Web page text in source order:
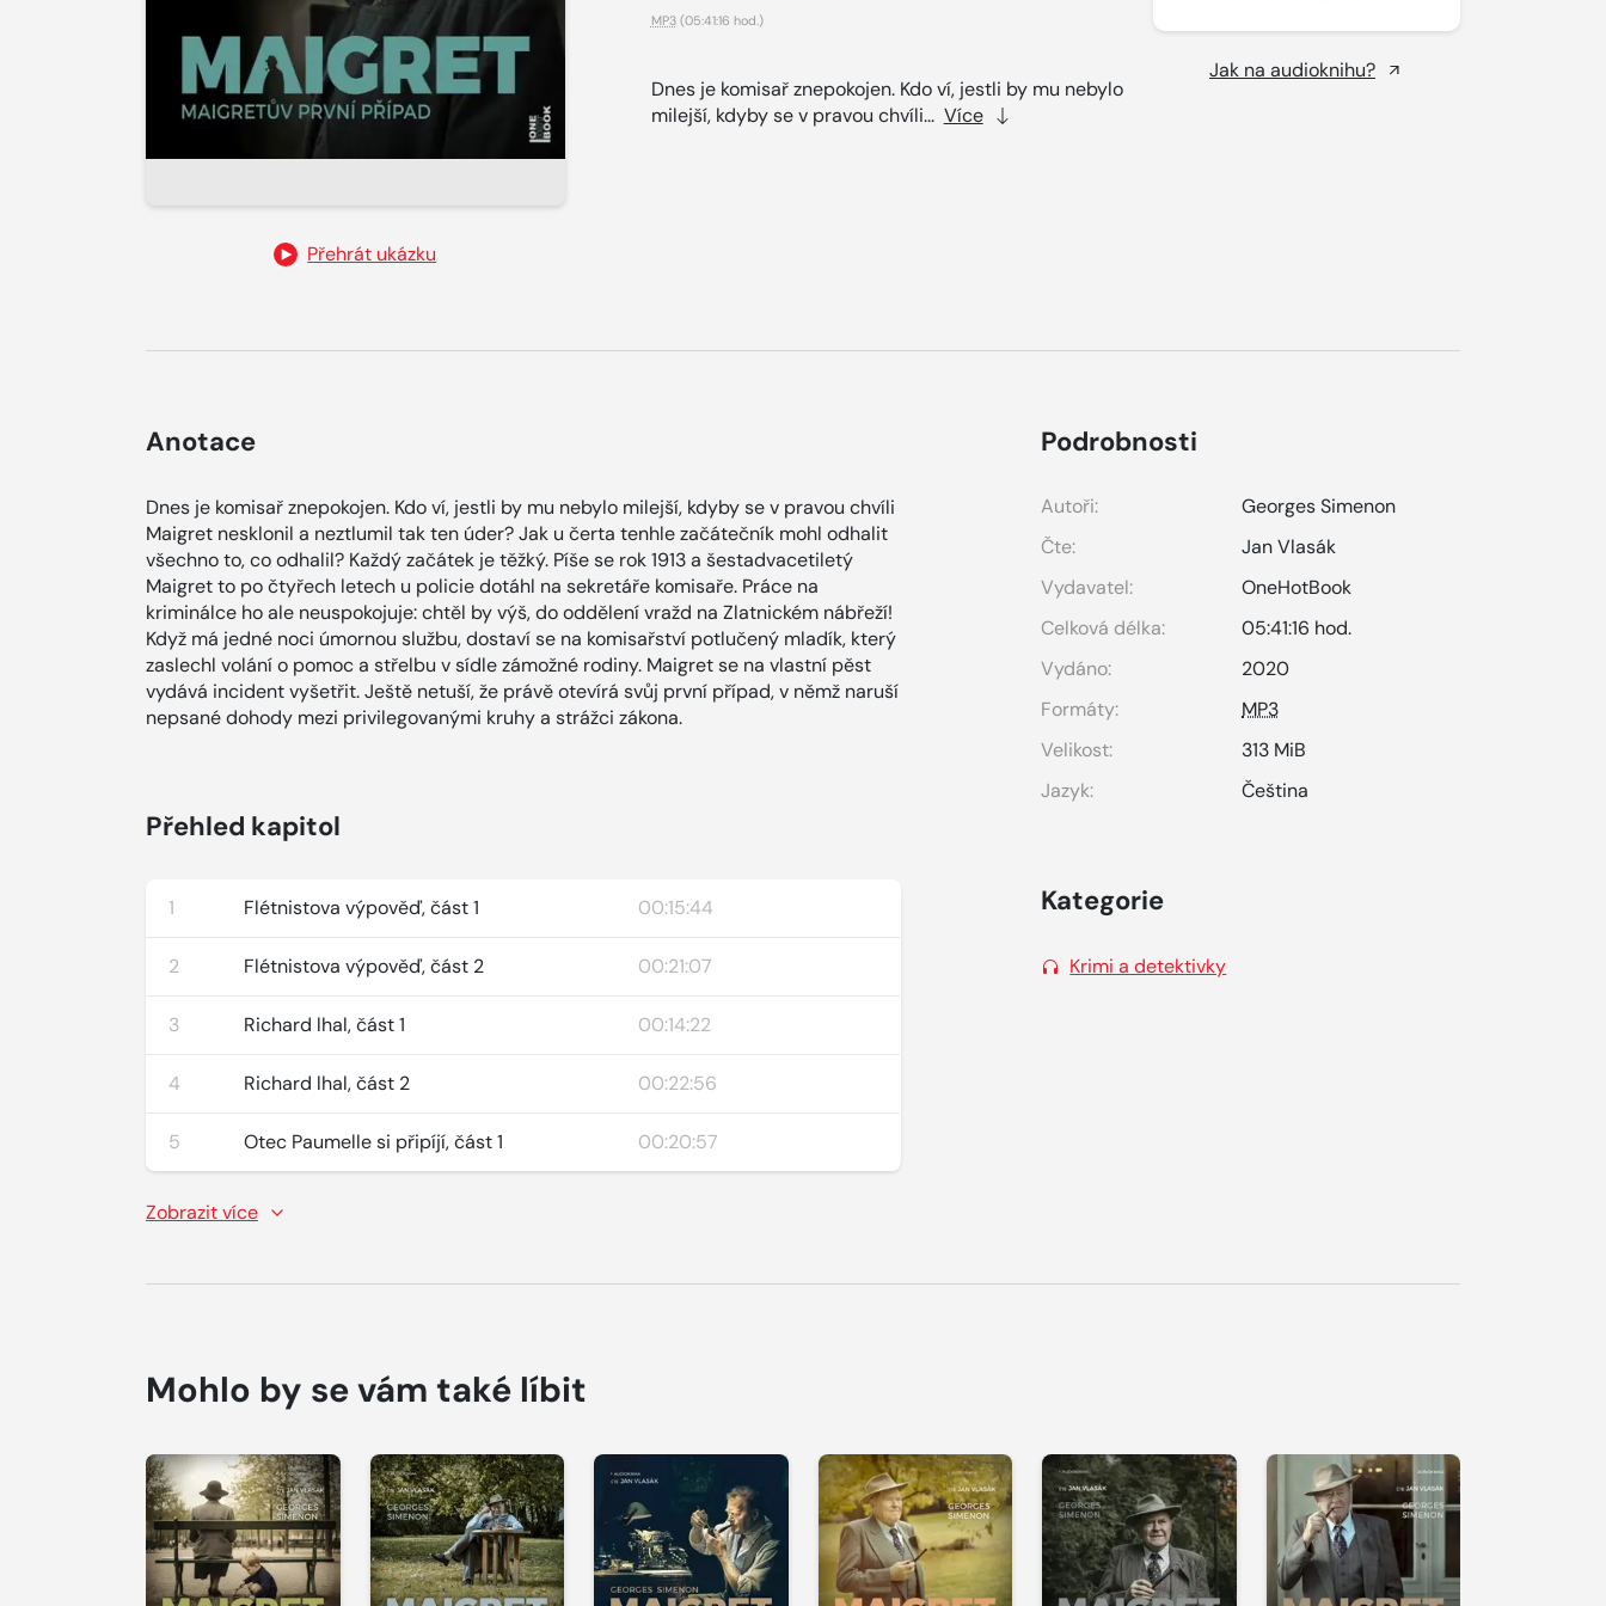
Přehrát ukázku
MP3(05:41:16 hod.)
Dnes je komisař znepokojen. Kdo ví, jestli by mu nebylo
milejší, kdyby se v pravou chvíli... Více
Jak na audioknihu?
Anotace
Dnes je komisař znepokojen. Kdo ví, jestli by mu nebylo milejší, kdyby se v pravou chvíli
Maigret nesklonil a neztlumil tak ten úder? Jak u čerta tenhle začátečník mohl odhalit
všechno to, co odhalil? Každý začátek je těžký. Píše se rok 1913 a šestadvacetiletý
Maigret to po čtyřech letech u policie dotáhl na sekretáře komisaře. Práce na
kriminálce ho ale neuspokojuje: chtěl by výš, do oddělení vražd na Zlatnickém nábřeží!
Když má jedné noci úmornou službu, dostaví se na komisařství potlučený mladík, který
zaslechl volání o pomoc a střelbu v sídle zámožné rodiny. Maigret se na vlastní pěst
vydává incident vyšetřit. Ještě netuší, že právě otevírá svůj první případ, v němž naruší
nepsané dohody mezi privilegovanými kruhy a strážci zákona.
Přehled kapitol
1 Flétnistova výpověď, část 1 00:15:44
2 Flétnistova výpověď, část 2 00:21:07
3 Richard lhal, část 1 00:14:22
4 Richard lhal, část 2 00:22:56
5 Otec Paumelle si připíjí, část 1 00:20:57
Zobrazit více
Podrobnosti
Autoři:
Georges Simenon
Čte:
Jan Vlasák
Vydavatel:
OneHotBook
Celková délka:
05:41:16 hod.
Vydáno:
2020
Formáty:
MP3
Velikost:
313 MiB
Jazyk:
Čeština
Kategorie
Krimi a detektivky
Mohlo by se vám také líbit
Přehrát
ukázku
Přehrát
ukázku
Přehrát
ukázku
Přehrát
ukázku
Přehrát
ukázku
Přehrát
ukázku